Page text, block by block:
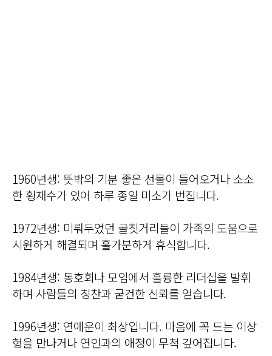
1960년생: 뜻밖의 기분 좋은 선물이 들어오거나 소소
한 횡재수가 있어 하루 종일 미소가 번집니다.
1972년생: 미뤄두었던 골칫거리들이 가족의 도움으로
시원하게 해결되며 홀가분하게 휴식합니다.
1984년생: 동호회나 모임에서 훌륭한 리더십을 발휘
하며 사람들의 칭찬과 굳건한 신뢰를 얻습니다.
1996년생: 연애운이 최상입니다. 마음에 꼭 드는 이상
형을 만나거나 연인과의 애정이 무척 깊어집니다.